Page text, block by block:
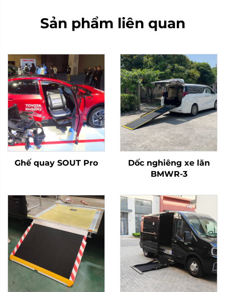
Sản phẩm liên quan
Ghế quay SOUT Pro
Dốc nghiêng xe lăn
BMWR-3